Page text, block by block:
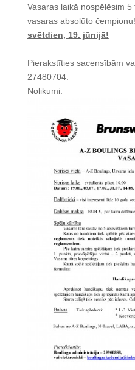
Vasaras laikā nospēlēsim
vasaras absolūto čempionu!
svētdien, 19. jūnijā!
Pierakstīties sacensībām
27480704.
Nolikumi: